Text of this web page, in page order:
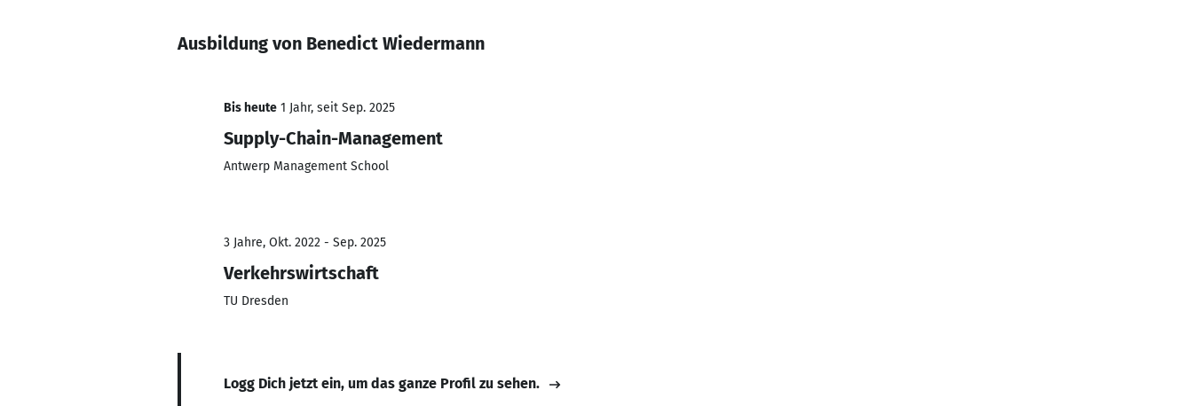
Ausbildung von Benedict Wiedermann
Bis heute 1 Jahr, seit Sep. 2025
Supply-Chain-Management
Antwerp Management School
3 Jahre, Okt. 2022 - Sep. 2025
Verkehrswirtschaft
TU Dresden
Logg Dich jetzt ein, um das ganze Profil zu sehen.